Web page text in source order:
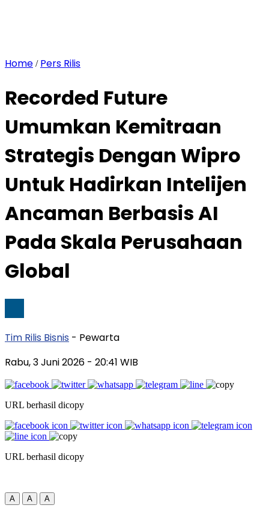
Home / Pers Rilis
Recorded Future
Umumkan Kemitraan
Strategis Dengan Wipro
Untuk Hadirkan Intelijen
Ancaman Berbasis AI
Pada Skala Perusahaan
Global
Tim Rilis Bisnis - Pewarta
Rabu, 3 Juni 2026 - 20:41 WIB
URL berhasil dicopy
URL berhasil dicopy
A A A